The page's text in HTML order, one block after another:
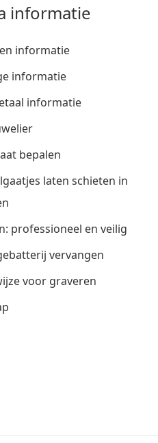
informatie
informatie
informatie
informatie
bepalen
laten schieten in
professioneel en veilig
vervangen
voor graveren